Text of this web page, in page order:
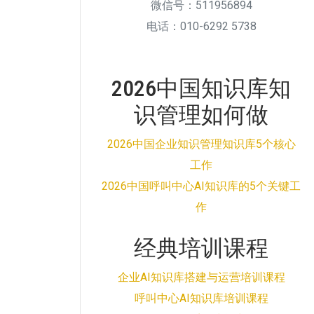
微信号：511956894
电话：010-6292 5738
2026中国知识库知
识管理如何做
2026中国企业知识管理知识库5个核心
工作
2026中国呼叫中心AI知识库的5个关键工
作
经典培训课程
企业AI知识库搭建与运营培训课程
呼叫中心AI知识库培训课程